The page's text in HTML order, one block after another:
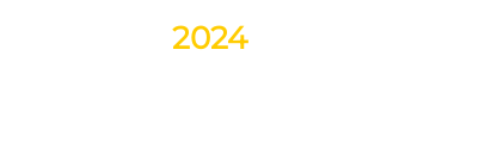
2024